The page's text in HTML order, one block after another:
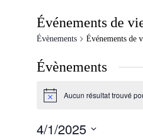
Événements de
Évènements Événements de
Évènements
Notice Aucun résultat trouvé
4/1/2025